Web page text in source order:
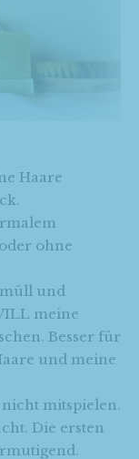
Haare
ohne
und
meine
Besser für
und meine
mitspielen.
Die ersten